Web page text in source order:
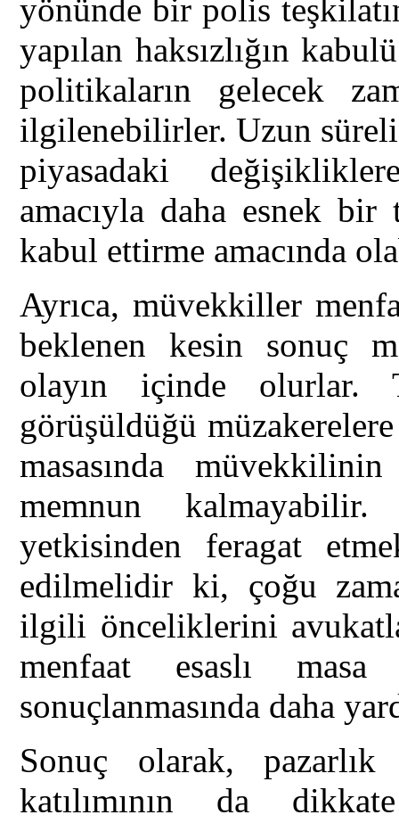
yönünde bir polis
yapılan haksızlığın
politikaların gelecek
ilgilenebilirler. Uzun süreli
piyasadaki
amacıyla daha esnek bir
kabul ettirme amacında
Ayrıca, müvekkiller
beklenen kesin sonuç
olayın içinde olurlar.
görüşüldüğü
masasında
memnun
yetkisinden feragat
edilmelidir ki, çoğu
ilgili önceliklerini
menfaat esaslı masa
sonuçlanmasında daha
Sonuç olarak, pazarlık
katılımının da